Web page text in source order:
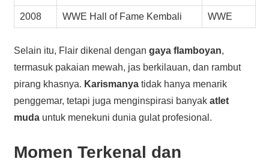
2008 WWE Hall of Fame Kembali WWE
Selain itu, Flair dikenal dengan gaya flamboyan,
termasuk pakaian mewah, jas berkilauan, dan rambut
pirang khasnya. Karismanyatidak hanya menarik
penggemar, tetapi juga menginspirasi banyak atlet
mudauntuk menekuni dunia gulat profesional.
Momen Terkenal dan